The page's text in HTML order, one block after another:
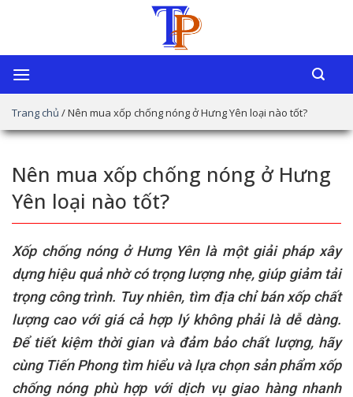
dung
Trang chủ /Nên mua xốp chống nóng ở Hưng Yên loại nào tốt?
Nên mua xốp chống nóng ở Hưng
Yên loại nào tốt?
Xốp chống nóng ở Hưng Yên là một giải pháp xây
dựng hiệu quả nhờ có trọng lượng nhẹ, giúp giảm tải
trọng công trình. Tuy nhiên, tìm địa chỉ bán xốp chất
lượng cao với giá cả hợp lý không phải là dễ dàng.
Để tiết kiệm thời gian và đảm bảo chất lượng, hãy
cùng Tiến Phong tìm hiểu và lựa chọn sản phẩm xốp
chống nóng phù hợp với dịch vụ giao hàng nhanh